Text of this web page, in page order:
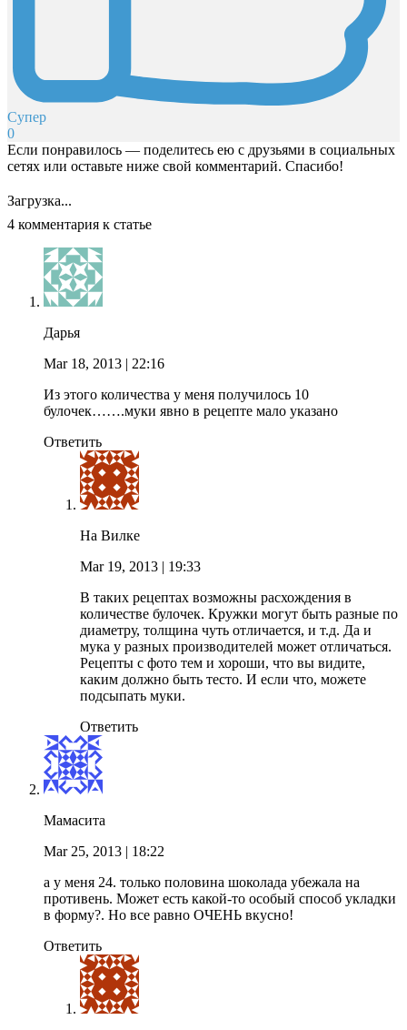
Супер
0
Если понравилось — поделитесь ею с друзьями в социальных
сетях или оставьте ниже свой комментарий. Спасибо!
Загрузка...
4 комментария к статье
Дарья
Mar 18, 2013 | 22:16
Из этого количества у меня получилось 10
булочек…….муки явно в рецепте мало указано
Ответить
На Вилке
Mar 19, 2013 | 19:33
В таких рецептах возможны расхождения в
количестве булочек. Кружки могут быть разные по
диаметру, толщина чуть отличается, и т.д. Да и
мука у разных производителей может отличаться.
Рецепты с фото тем и хороши, что вы видите,
каким должно быть тесто. И если что, можете
подсыпать муки.
Ответить
Мамасита
Mar 25, 2013 | 18:22
а у меня 24. только половина шоколада убежала на
противень. Может есть какой-то особый способ укладки
в форму?. Но все равно ОЧЕНЬ вкусно!
Ответить